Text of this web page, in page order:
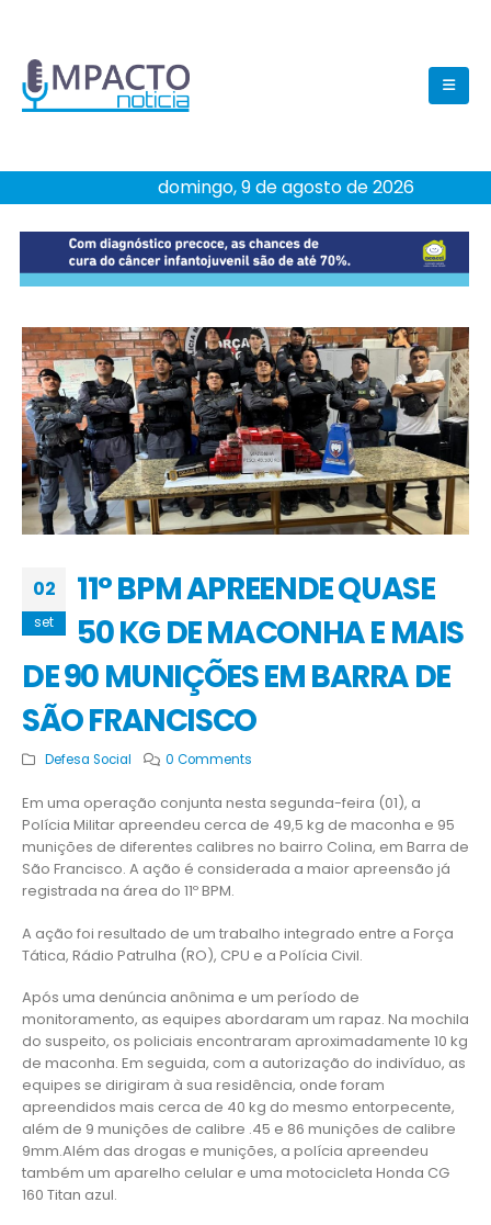
domingo, 9 de agosto de 2026
02
set
11° BPM APREENDE QUASE
50 KG DE MACONHA E MAIS
DE 90 MUNIÇÕES EM BARRA DE
SÃO FRANCISCO
Defesa Social 0 Comments
Em uma operação conjunta nesta segunda-feira (01), a
Polícia Militar apreendeu cerca de 49,5 kg de maconha e 95
munições de diferentes calibres no bairro Colina, em Barra de
São Francisco. A ação é considerada a maior apreensão já
registrada na área do 11º BPM.
A ação foi resultado de um trabalho integrado entre a Força
Tática, Rádio Patrulha (RO), CPU e a Polícia Civil.
Após uma denúncia anônima e um período de
monitoramento, as equipes abordaram um rapaz. Na mochila
do suspeito, os policiais encontraram aproximadamente 10 kg
de maconha. Em seguida, com a autorização do indivíduo, as
equipes se dirigiram à sua residência, onde foram
apreendidos mais cerca de 40 kg do mesmo entorpecente,
além de 9 munições de calibre .45 e 86 munições de calibre
9mm.Além das drogas e munições, a polícia apreendeu
também um aparelho celular e uma motocicleta Honda CG
160 Titan azul.